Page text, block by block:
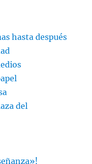
hasta después
del